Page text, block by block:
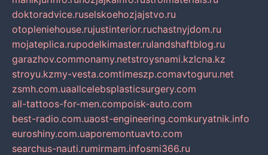
doktoradvice.ruselskoehozjajstvo.ru
otopleniehouse.rujustinterior.ruchastnyjdom.ru
mojateplica.rupodelkimaster.rulandshaftblog.ru
garazhov.commonamy.netstroysnami.kzlcna.kz
stroyu.kzmy-vesta.comtimeszp.comavtoguru.net
zsmh.com.uaallcelebsplasticsurgery.com
all-tattoos-for-men.compoisk-auto.com
best-radio.com.uaost-engineering.comkuryatnik.info
euroshiny.com.uaporemontuavto.com
searchus-nauti.rumirmam.infosmi366.ru